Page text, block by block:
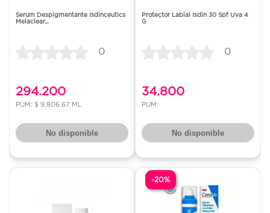
Serum Despigmentante Isdinceutics
Melaclear...
0
294.200
PUM: $ 9,806.67 ML
No disponible
Protector Labial Isdin 30 Spf Uva 4
G
0
34.800
PUM:
No disponible
-20%